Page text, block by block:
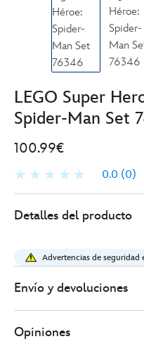
LEGO Super
Spider-Man Set
100.99€
0.0 (0)
100.99
heroes-
figura-
spider-
Detalles del producto
Advertencias de seguridad
Envío y devoluciones
Opiniones